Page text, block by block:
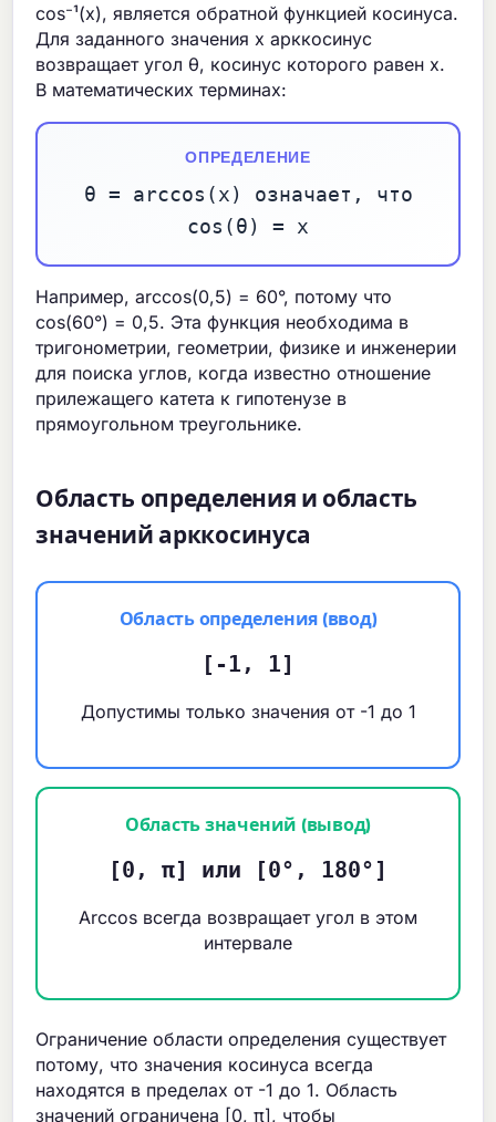
cos⁻¹(x), является обратной функцией косинуса.
Для заданного значения x арккосинус
возвращает угол θ, косинус которого равен x.
В математических терминах:
ОПРЕДЕЛЕНИЕ
θ = arccos(x) означает, что
cos(θ) = x
Например, arccos(0,5) = 60°, потому что
cos(60°) = 0,5. Эта функция необходима в
тригонометрии, геометрии, физике и инженерии
для поиска углов, когда известно отношение
прилежащего катета к гипотенузе в
прямоугольном треугольнике.
Область определения и область
значений арккосинуса
Область определения (ввод)
[-1, 1]
Допустимы только значения от -1 до 1
Область значений (вывод)
[0, π] или [0°, 180°]
Arccos всегда возвращает угол в этом
интервале
Ограничение области определения существует
потому, что значения косинуса всегда
находятся в пределах от -1 до 1. Область
значений ограничена [0, π], чтобы